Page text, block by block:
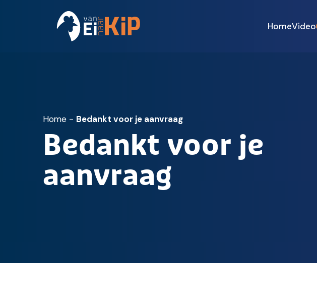
HomeVideo
Home - Bedankt voor je aanvraag
Bedankt voor je
aanvraag